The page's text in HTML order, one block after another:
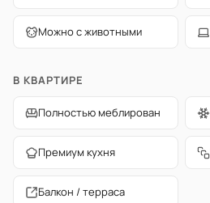
Можно с животными
В КВАРТИРЕ
Полностью меблирован
Премиум кухня
Балкон / терраса